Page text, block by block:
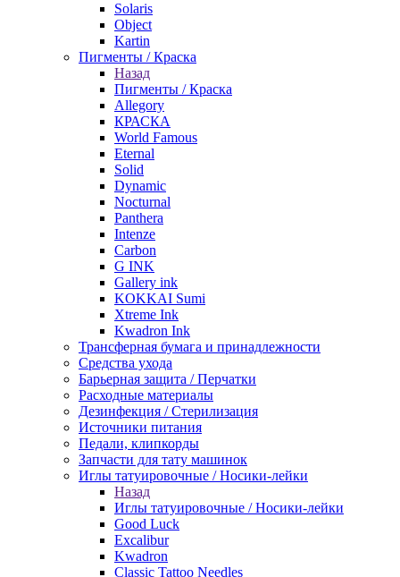
Solaris
Object
Kartin
Пигменты / Краска
Назад
Пигменты / Краска
Allegory
КРАСКА
World Famous
Eternal
Solid
Dynamic
Nocturnal
Panthera
Intenze
Carbon
G INK
Gallery ink
KOKKAI Sumi
Xtreme Ink
Kwadron Ink
Трансферная бумага и принадлежности
Средства ухода
Барьерная защита / Перчатки
Расходные материалы
Дезинфекция / Стерилизация
Источники питания
Педали, клипкорды
Запчасти для тату машинок
Иглы татуировочные / Носики-лейки
Назад
Иглы татуировочные / Носики-лейки
Good Luck
Excalibur
Kwadron
Classic Tattoo Needles